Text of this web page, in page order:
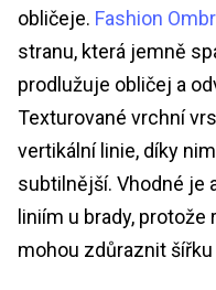
obličeje. Fashion
stranu, která jemně
prodlužuje obličej a
Texturované vrchní
vertikální linie, díky
subtilnější. Vhodné je
liniím u brady, protože
mohou zdůraznit